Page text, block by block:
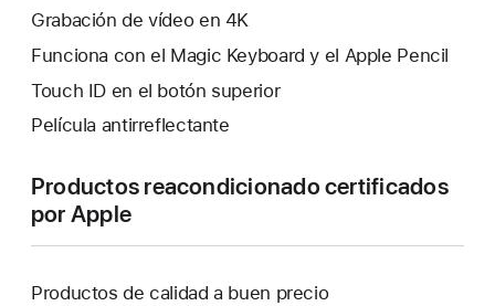
Grabación de vídeo en 4K
Funciona con el Magic Keyboard y el Apple Pencil
Touch ID en el botón superior
Película antirreflectante
Productos reacondicionado certificados
por Apple
Productos de calidad a buen precio